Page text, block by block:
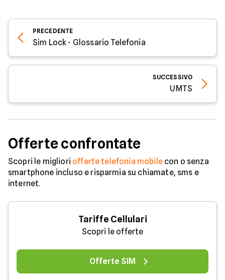
PRECEDENTE
Sim Lock - Glossario Telefonia
SUCCESSIVO
UMTS
Offerte confrontate
Scopri le migliori offerte telefonia mobilecon o senza
smartphone incluso e risparmia su chiamate, sms e
internet.
Tariffe Cellulari
Scopri le offerte
Offerte SIM